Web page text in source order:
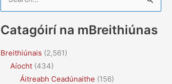
e
a
c
Catagóirí na mBreithiúnas
Breithiúnais (2,561)
Aíocht (434)
Áitreabh Ceadúnaithe (156)